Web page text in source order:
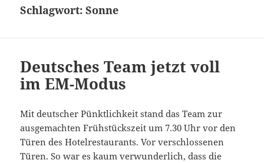
Schlagwort:Sonne
Deutsches Team jetzt voll
im EM-Modus
Mit deutscher Pünktlichkeit stand das Team zur
ausgemachten Frühstückszeit um 7.30 Uhr vor den
Türen des Hotelrestaurants. Vor verschlossenen
Türen. So war es kaum verwunderlich, dass die